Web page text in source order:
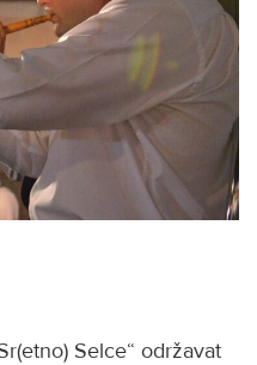
Selce“ održavat